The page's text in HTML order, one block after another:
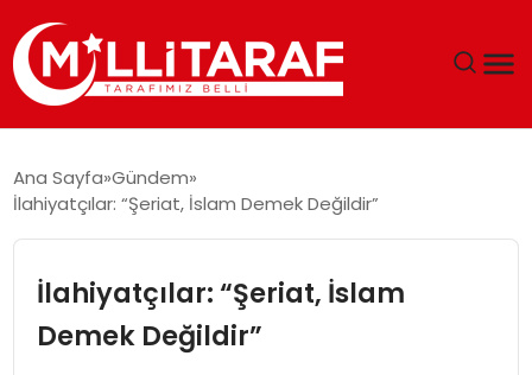
ÖZEL SAYFALAR
TEKNOLOJI
EKONOMI
Ana Sayfa Gündem
İlahiyatçılar: “Şeriat, İslam Demek Değildir”
İlahiyatçılar: “Şeriat, İslam
Demek Değildir”